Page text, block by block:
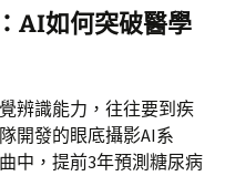
AI如何突破醫學
辨識能力，往往要到疾
開發的眼底攝影AI系
中，提前3年預測糖尿病